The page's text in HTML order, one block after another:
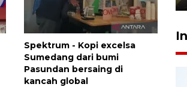
Spektrum - Kopi excelsa
Sumedang dari bumi
Pasundan bersaing di
kancah global